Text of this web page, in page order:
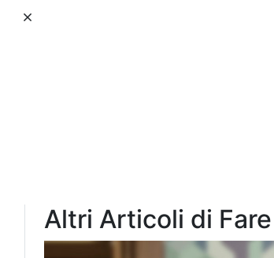
Altri Articoli di